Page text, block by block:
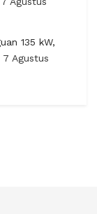
135 kW,
7 Agustus